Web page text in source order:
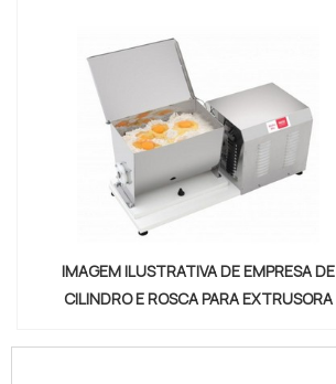
IMAGEM ILUSTRATIVA DE EMPRESA DE
CILINDRO E ROSCA PARA EXTRUSORA